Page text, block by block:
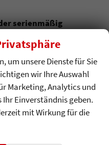
serienmäßig
Media"
Pro"
um unsere Dienste für Sie
wir Ihre Auswahl
Marketing, Analytics und
Einverständnis geben.
mit Wirkung für die